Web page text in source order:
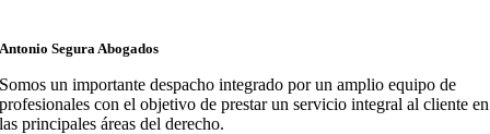
Antonio Segura Abogados
Somos un importante despacho integrado por un amplio equipo de
profesionales con el objetivo de prestar un servicio integral al cliente en
las principales áreas del derecho.